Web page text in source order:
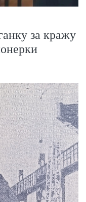
за кражу